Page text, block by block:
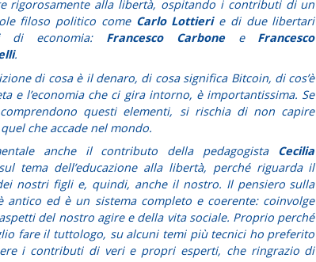
rigorosamente alla libertà, ospitando i contributi di un
filoso politico come Carlo Lottierie di due libertari
di economia: Francesco Carbonee Francesco
.
di cosa è il denaro, di cosa significa Bitcoin, di cos’è
e l’economia che ci gira intorno, è importantissima. Se
questi elementi, si rischia di non capire
che accade nel mondo.
anche il contributo della pedagogista Cecilia
tema dell’educazione alla libertà, perché riguarda il
nostri figli e, quindi, anche il nostro. Il pensiero sulla
antico ed è un sistema completo e coerente: coinvolge
del nostro agire e della vita sociale. Proprio perché
fare il tuttologo, su alcuni temi più tecnici ho preferito
i contributi di veri e propri esperti, che ringrazio di